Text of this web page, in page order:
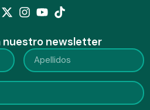
nuestro newsletter